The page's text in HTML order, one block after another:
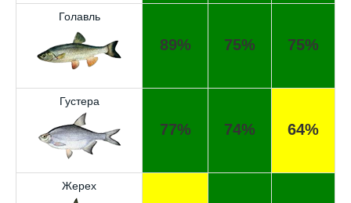
Голавль
89% 75% 75%
Густера
77% 74% 64%
Жерех